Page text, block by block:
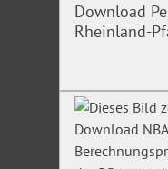
Download
Rheinland-